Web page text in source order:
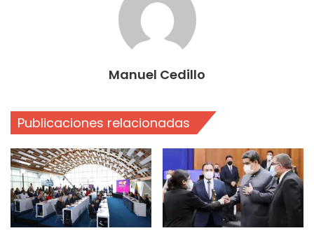
Manuel Cedillo
Publicaciones relacionadas